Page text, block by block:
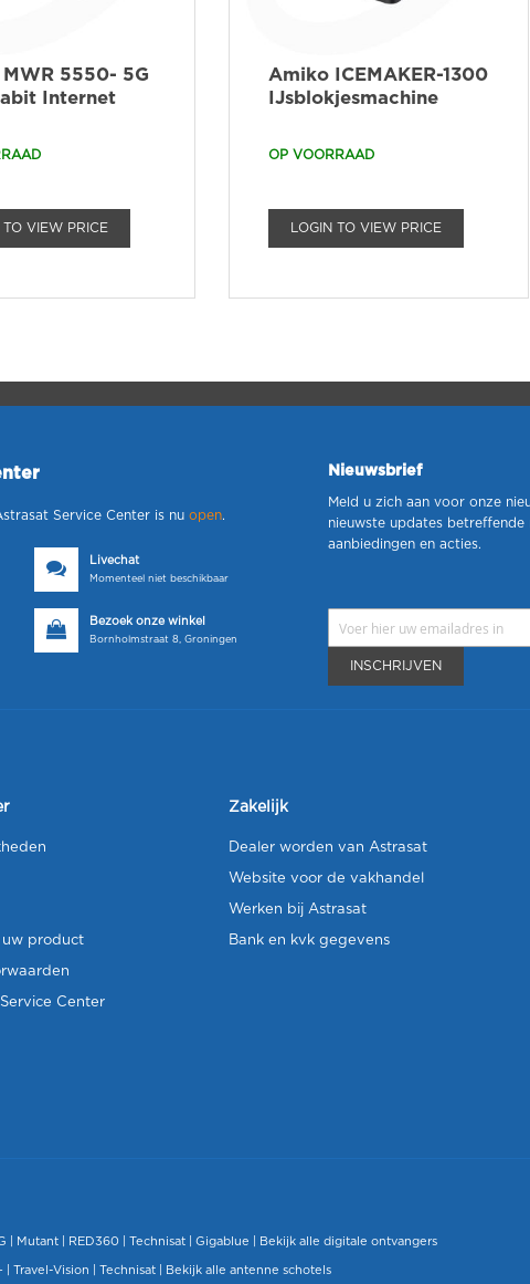
MWR 5550- 5G
Internet
TO VIEW PRICE
Amiko ICEMAKER-1300
IJsblokjesmachine
OP VOORRAAD
LOGIN TO VIEW PRICE
Service Center is nu open.
Livechat
Momenteel niet beschikbaar
Bezoek onze winkel
Bornholmstraat 8, Groningen
Nieuwsbrief
Meld u zich aan voor onze
nieuwste updates betreffende
aanbiedingen en acties.
INSCHRIJVEN
uw product
Center
Zakelijk
Dealer worden van Astrasat
Website voor de vakhandel
Werken bij Astrasat
Bank en kvk gegevens
Mutant | RED360 | Technisat Gigablue Bekijk alle digitale ontvangers
Travel-Vision Technisat Bekijk alle antenne schotels